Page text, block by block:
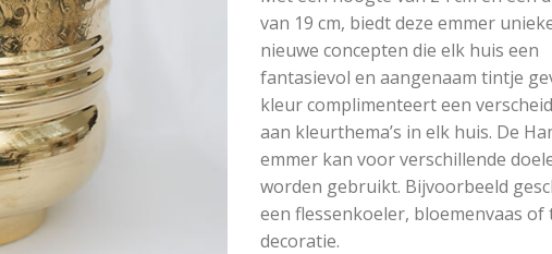
van 19 cm, biedt deze emmer
nieuwe concepten die elk huis een
fantasievol en aangenaam tintje
kleur complimenteert een
aan kleurthema’s in elk huis. De
emmer kan voor verschillende
worden gebruikt. Bijvoorbeeld
een flessenkoeler, bloemenvaas of
decoratie.